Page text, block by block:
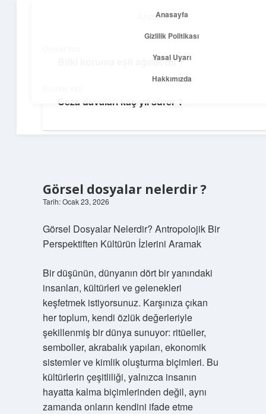
Anasayfa
Yasal Uyarı
Hakkımızda
Yolculuk ve İlham
Görsel dosyalar nelerdir ?
Tarih: Ocak 23, 2026
Görsel Dosyalar Nelerdir? Antropolojik Bir
Perspektiften Kültürün İzlerini Aramak
Bir düşünün, dünyanın dört bir yanındaki
insanları, kültürleri ve gelenekleri
keşfetmek istiyorsunuz. Karşınıza çıkan
her toplum, kendi özlük değerleriyle
şekillenmiş bir dünya sunuyor: ritüeller,
semboller, akrabalık yapıları, ekonomik
sistemler ve kimlik oluşturma biçimleri. Bu
kültürlerin çeşitliliği, yalnızca insanın
hayatta kalma biçimlerinden değil, aynı
zamanda onların kendini ifade etme
Bitki koruma eşit ağırlık mı ?
Ceza davaları kaç yıl sürer ?
Anasayfa
Gizlilik Politikası
Yasal Uyarı
Hakkımızda